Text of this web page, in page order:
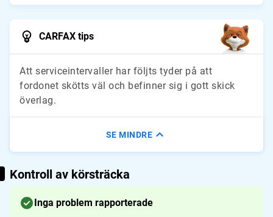
CARFAX tips
Att serviceintervaller har följts tyder på att
fordonet skötts väl och befinner sig i gott skick
överlag.
SE MINDRE
Kontroll av körsträcka
Inga problem rapporterade